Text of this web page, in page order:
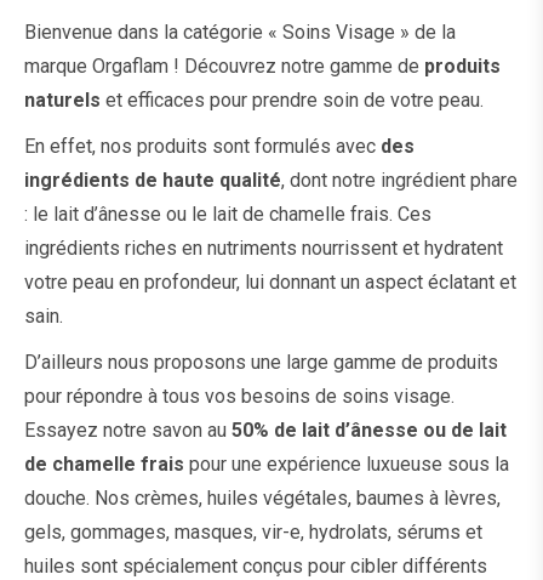
Bienvenue dans la catégorie « Soins Visage » de la
marque Orgaflam ! Découvrez notre gamme de produits
naturels et efficaces pour prendre soin de votre peau.
En effet, nos produits sont formulés avec des
ingrédients de haute qualité, dont notre ingrédient phare
: le lait d’ânesse ou le lait de chamelle frais. Ces
ingrédients riches en nutriments nourrissent et hydratent
votre peau en profondeur, lui donnant un aspect éclatant et
sain.
D’ailleurs nous proposons une large gamme de produits
pour répondre à tous vos besoins de soins visage.
Essayez notre savon au 50% de lait d’ânesse ou de lait
de chamelle frais pour une expérience luxueuse sous la
douche. Nos crèmes, huiles végétales, baumes à lèvres,
gels, gommages, masques, vir-e, hydrolats, sérums et
huiles sont spécialement conçus pour cibler différents